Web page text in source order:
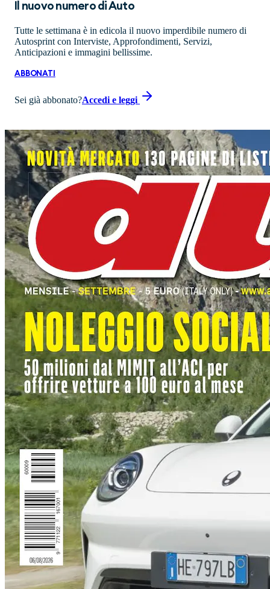
Il nuovo numero diAuto
Tutte le settimana è in edicola il nuovo imperdibile numero di
Autosprint con Interviste, Approfondimenti, Servizi,
Anticipazioni e immagini bellissime.
ABBONATI
Sei già abbonato?Accedi e leggi